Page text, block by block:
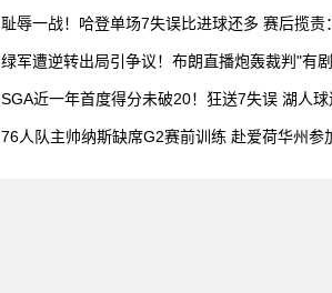
耻辱一战！哈登单场7失误比进球还多 赛后揽责
绿军遭逆转出局引争议！布朗直播炮轰裁判"有剧
SGA近一年首度得分未破20！狂送7失误 湖人球
76人队主帅纳斯缺席G2赛前训练 赴爱荷华州参